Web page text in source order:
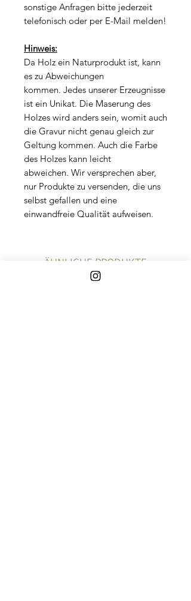
sonstige Anfragen bitte jederzeit
telefonisch oder per E-Mail melden!
Hinweis:
Da Holz ein Naturprodukt ist, kann
es zu Abweichungen
kommen. Jedes unserer Erzeugnisse
ist ein Unikat. Die Maserung des
Holzes wird anders sein, womit auch
die Gravur nicht genau gleich zur
Geltung kommen. Auch die Farbe
des Holzes kann leicht
abweichen. Wir versprechen aber,
nur Produkte zu versenden, die uns
selbst gefallen und eine
einwandfreie Qualität aufweisen.
ÄHNLICHE PRODUKTE